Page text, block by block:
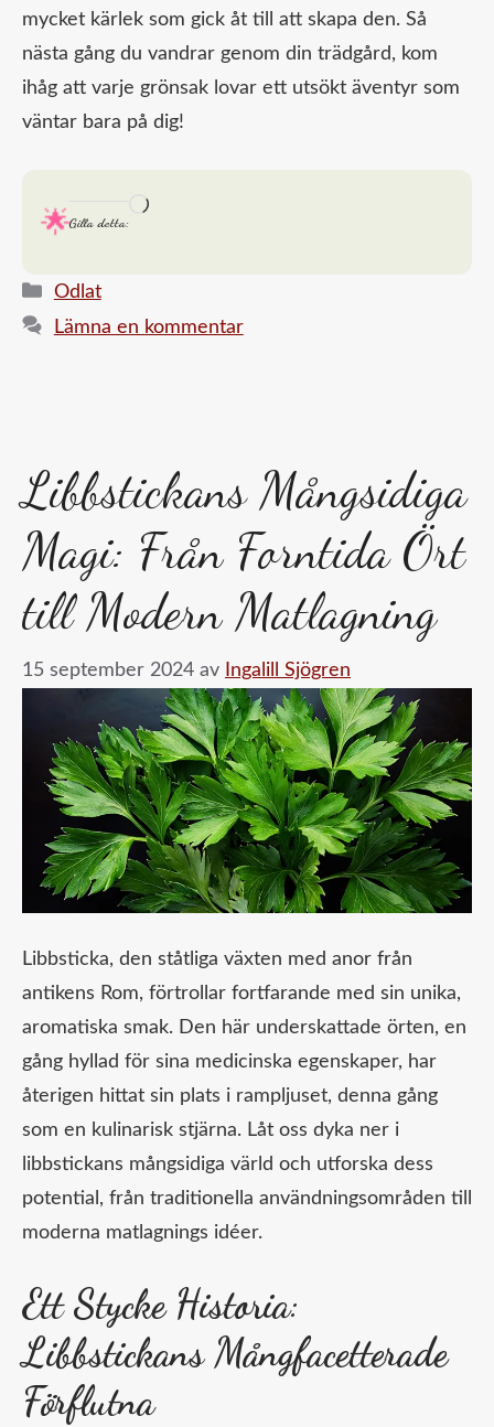
mycket kärlek som gick åt till att skapa den. Så
nästa gång du vandrar genom din trädgård, kom
ihåg att varje grönsak lovar ett utsökt äventyr som
väntar bara på dig!
Gilla detta:
Laddar
Kategorier
Odlat
Lämna en kommentar
Libbstickans Mångsidiga
Magi: Från Forntida Ört
till Modern Matlagning
15 september 2024 av Ingalill Sjögren
Libbsticka, den ståtliga växten med anor från
antikens Rom, förtrollar fortfarande med sin unika,
aromatiska smak. Den här underskattade örten, en
gång hyllad för sina medicinska egenskaper, har
återigen hittat sin plats i rampljuset, denna gång
som en kulinarisk stjärna. Låt oss dyka ner i
libbstickans mångsidiga värld och utforska dess
potential, från traditionella användningsområden till
moderna matlagnings idéer.
Ett Stycke Historia:
Libbstickans Mångfacetterade
Förflutna